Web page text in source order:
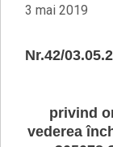
3 mai 2019
Nr.42/
privind
vederea